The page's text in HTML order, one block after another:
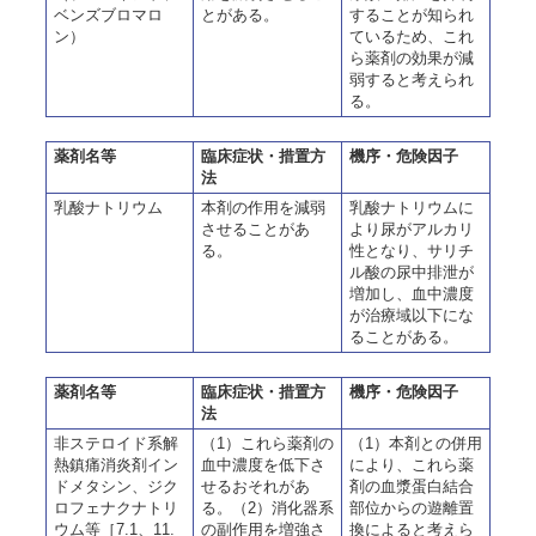
ベンズブロマロ
ン）
とがある。
することが知られ
ているため、これ
ら薬剤の効果が減
弱すると考えられ
る。
薬剤名等
臨床症状・措置方
法
機序・危険因子
乳酸ナトリウム
本剤の作用を減弱
させることがあ
る。
乳酸ナトリウムに
より尿がアルカリ
性となり、サリチ
ル酸の尿中排泄が
増加し、血中濃度
が治療域以下にな
ることがある。
薬剤名等
臨床症状・措置方
法
機序・危険因子
非ステロイド系解
熱鎮痛消炎剤イン
ドメタシン、ジク
ロフェナクナトリ
ウム等［7.1、11.
（1）これら薬剤の
血中濃度を低下さ
せるおそれがあ
る。（2）消化器系
の副作用を増強さ
（1）本剤との併用
により、これら薬
剤の血漿蛋白結合
部位からの遊離置
換によると考えら